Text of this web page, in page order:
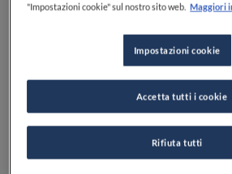
"Impostazioni cookie" sul nostro sito web. Maggiori
Impostazioni cookie
Rifiuta tutti
Accetta tutti i cookie